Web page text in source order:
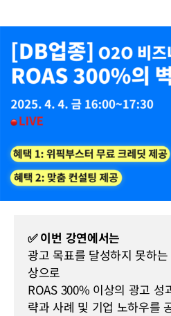
✅ 이번 강연에서는
광고 목표를 달성하지 못하
상으로
ROAS 300% 이상의 광고 성
략과 사례 및 기업 노하우를